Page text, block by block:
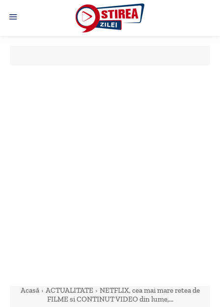
Acasă ACTUALITATE
NETFLIX, cea mai mare retea de
FILME si CONTINUT VIDEO din lume,...